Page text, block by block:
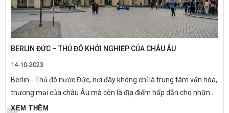
BERLIN ĐỨC – THỦ ĐÔ KHỞI NGHIỆP CỦA CHÂU ÂU
14-10-2023
Berlin - Thủ đô nước Đức, nơi đây không chỉ là trung tâm văn hóa,
thương mại của châu Âu mà còn là địa điểm hấp dẫn cho những
ai có ước mơ du học nghề tại Đức. Ngoài sự phát triển về...
XEM THÊM